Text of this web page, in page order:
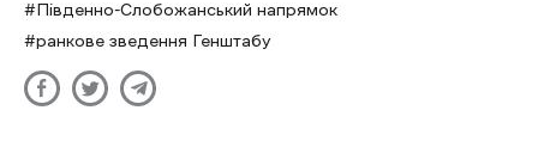
Південно-Слобожанський напрямок
ранкове зведення Генштабу